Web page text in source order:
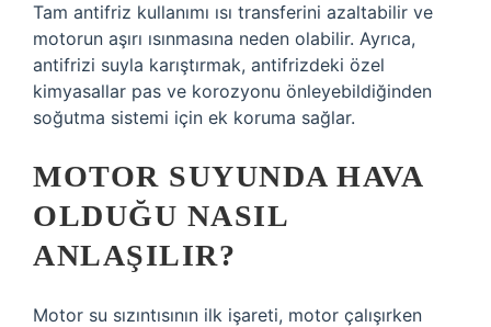
Tam antifriz kullanımı ısı transferini azaltabilir ve
motorun aşırı ısınmasına neden olabilir. Ayrıca,
antifrizi suyla karıştırmak, antifrizdeki özel
kimyasallar pas ve korozyonu önleyebildiğinden
soğutma sistemi için ek koruma sağlar.
MOTOR SUYUNDA HAVA
OLDUĞU NASIL
ANLAŞILIR?
Motor su sızıntısının ilk işareti, motor çalışırken